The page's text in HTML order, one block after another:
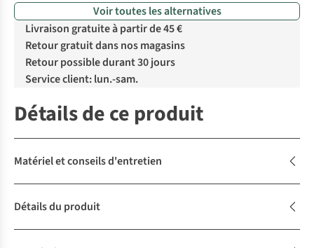
Voir toutes les alternatives
Livraison gratuite à partir de 45 €
Retour gratuit dans nos magasins
Retour possible durant 30 jours
Service client: lun.-sam.
Détails de ce produit
Matériel et conseils d'entretien
Détails du produit